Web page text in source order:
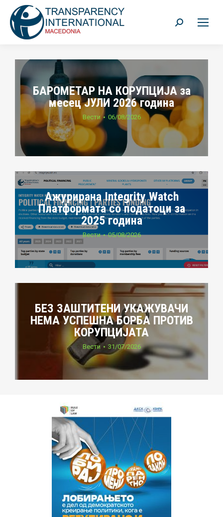
Search:
БАРОМЕТАР НА КОРУПЦИЈА за
месец ЈУЛИ 2026 година
Вести 06/08/2026
Ажурирана Integrity Watch
Платформата со податоци за
2025 година
Вести 05/08/2026
БЕЗ ЗАШТИТЕНИ УКАЖУВАЧИ
НЕМА УСПЕШНА БОРБА ПРОТИВ
КОРУПЦИЈАТА
Вести 31/07/2026